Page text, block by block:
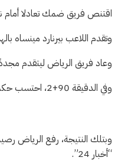
اقتنص فريق ضمك تعادلا أمام نظيره الرياض، مساء اليوم
وتقدم اللاعب بيرنارد مينساه بالهدف الأول لفريق الرياض
وعاد فريق الرياض ليتقدم مجددًا
وفي الدقيقة 90+2، احتسب حكم المباراة ركلة جزاء لصالح ضمك ، سددها بنجاح اللاعب كيفين نكودو.
“أخبار 24”.